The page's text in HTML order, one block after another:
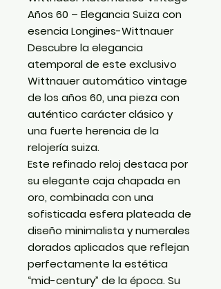
Años 60 – Elegancia Suiza con
esencia Longines-Wittnauer
Descubre la elegancia
atemporal de este exclusivo
Wittnauer automático vintage
de los años 60, una pieza con
auténtico carácter clásico y
una fuerte herencia de la
relojería suiza.
Este refinado reloj destaca por
su elegante caja chapada en
oro, combinada con una
sofisticada esfera plateada de
diseño minimalista y numerales
dorados aplicados que reflejan
perfectamente la estética
“mid-century” de la época. Su